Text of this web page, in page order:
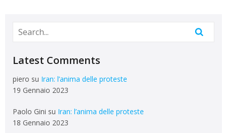
Latest Comments
piero su Iran: l’anima delle proteste
19 Gennaio 2023
Paolo Gini su Iran: l’anima delle proteste
18 Gennaio 2023